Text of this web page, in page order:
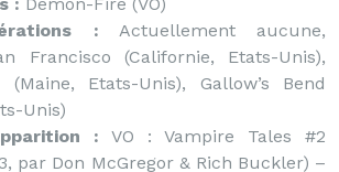
: Actuellement aucune,
Francisco (Californie, Etats-Unis),
(Maine, Etats-Unis), Gallow’s Bend
Unis)
: VO : Vampire Tales #2
par Don McGregor & Rich Buckler) –